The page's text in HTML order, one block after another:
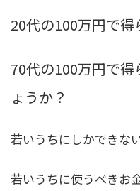
20代の100万円で得
70代の100万円で
ょうか？
若いうちにしかできな
若いうちに使うべきお